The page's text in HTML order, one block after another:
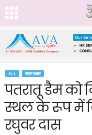
ALL खास खबर
पतरातू डैम को
स्थल के रूप में
रघुवर दास